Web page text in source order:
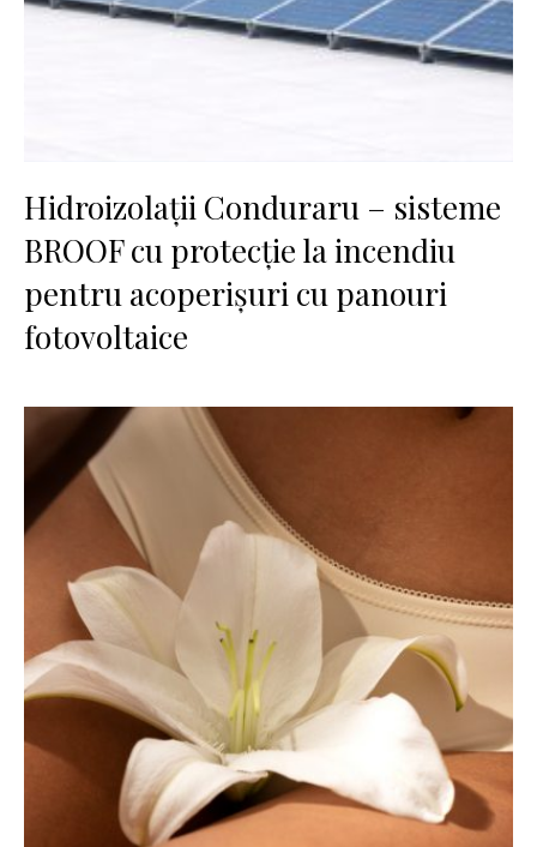
Hidroizolații Conduraru – sisteme
BROOF cu protecție la incendiu
pentru acoperișuri cu panouri
fotovoltaice